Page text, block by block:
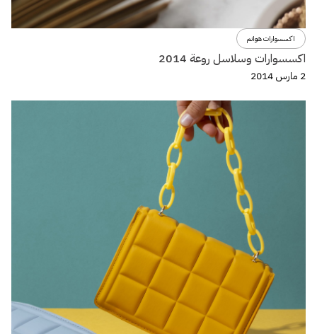
اكسسوارات هوانم
اكسسوارات وسلاسل روعة 2014
2 مارس 2014